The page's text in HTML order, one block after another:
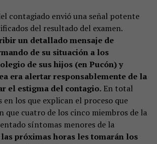
contagiado envió una señal potente
del resultado del examen.
un detallado mensaje de
de su situación a los
de sus hijos (en Pucón) y
era alertar responsablemente de la
el estigma del contagio.En total
en los que explican el proceso que
que cuatro de los cinco miembros de la
síntomas menores de la
las próximas horas les tomarán los